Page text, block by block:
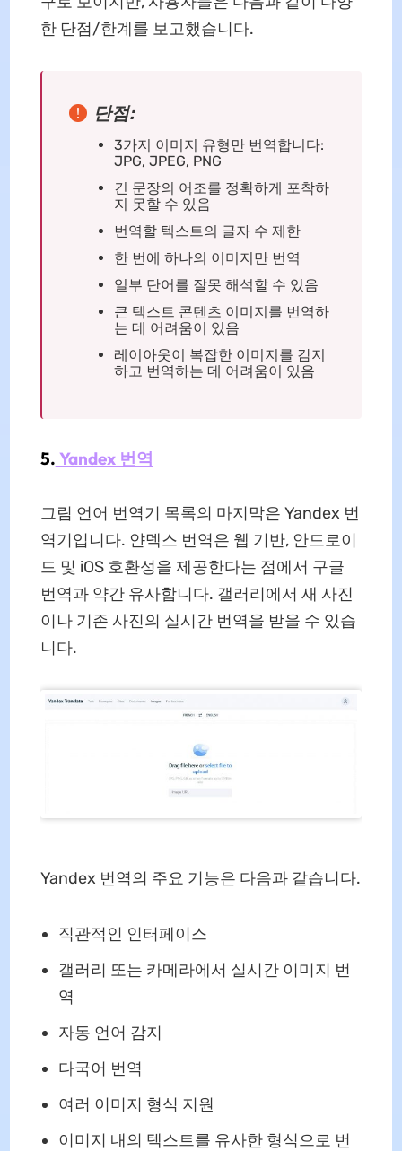
한 단점/한계를 보고했습니다.
단점:
3가지 이미지 유형만 번역합니다:
JPG, JPEG, PNG
긴 문장의 어조를 정확하게 포착하
지 못할 수 있음
번역할 텍스트의 글자 수 제한
한 번에 하나의 이미지만 번역
일부 단어를 잘못 해석할 수 있음
큰 텍스트 콘텐츠 이미지를 번역하
는 데 어려움이 있음
레이아웃이 복잡한 이미지를 감지
하고 번역하는 데 어려움이 있음
5. Yandex 번역
그림 언어 번역기 목록의 마지막은 Yandex 번
역기입니다. 얀덱스 번역은 웹 기반, 안드로이
드 및 iOS 호환성을 제공한다는 점에서 구글
번역과 약간 유사합니다. 갤러리에서 새 사진
이나 기존 사진의 실시간 번역을 받을 수 있습
니다.
Yandex 번역의 주요 기능은 다음과 같습니다.
직관적인 인터페이스
갤러리 또는 카메라에서 실시간 이미지 번
역
자동 언어 감지
다국어 번역
여러 이미지 형식 지원
이미지 내의 텍스트를 유사한 형식으로 번